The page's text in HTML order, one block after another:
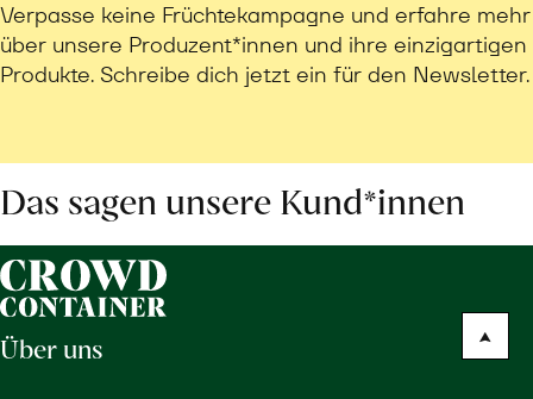
Verpasse keine Früchtekampagne und erfahre mehr
über unsere Produzent*innen und ihre einzigartigen
Produkte. Schreibe dich jetzt ein für den Newsletter.
Das sagen unsere Kund*innen
Über uns